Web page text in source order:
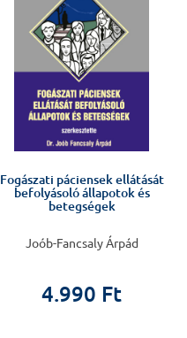
Fogászati páciensek ellátását
befolyásoló állapotok és
betegségek
Joób-Fancsaly Árpád
4.990 Ft